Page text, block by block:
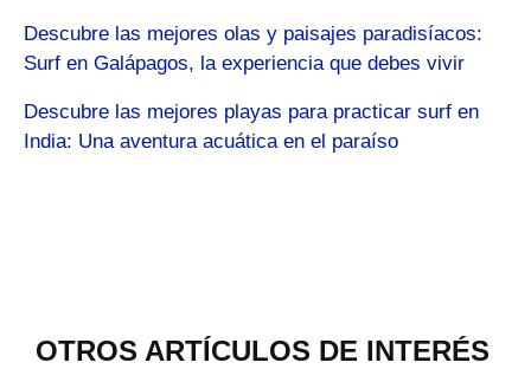
Descubre las mejores olas y paisajes paradisíacos:
Surf en Galápagos, la experiencia que debes vivir
Descubre las mejores playas para practicar surf en
India: Una aventura acuática en el paraíso
OTROS ARTÍCULOS DE INTERÉS